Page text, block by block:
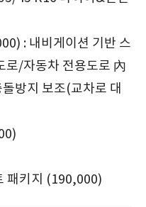
: 내비게이션 기반 스
로/자동차 전용도로 內
방지 보조(교차로 대
패키지 (190,000)